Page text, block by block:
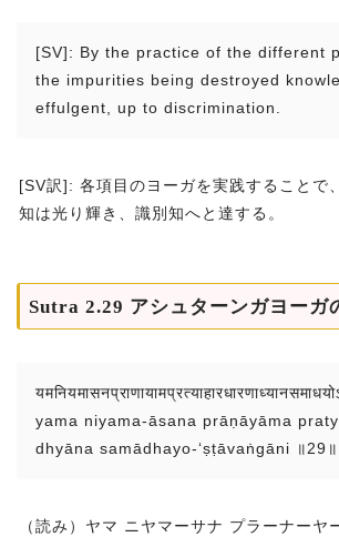
[SV]: By the practice of the different
the impurities being destroyed
effulgent, up to discrimination.
[SV訳]: 各項目のヨーガを実践することで
知は光り輝き、識別知へと達する。
Sutra 2.29 アシュターンガヨーガ
yama niyama-āsana prāṇāyāma
dhyāna samādhayo-‘ṣṭāvaṅgāni ॥29॥
（読み）ヤマ ニヤマーサナ プラーナーヤ